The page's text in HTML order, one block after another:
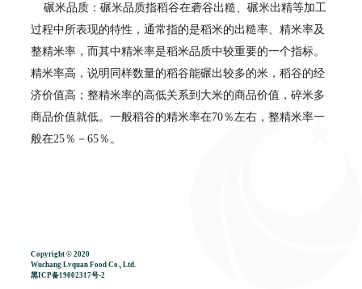
碾米品质：碾米品质指稻谷在砻谷出糙、碾米出精等加工
过程中所表现的特性，通常指的是稻米的出糙率、精米率及
整精米率，而其中精米率是稻米品质中较重要的一个指标。
精米率高，说明同样数量的稻谷能碾出较多的米，稻谷的经
济价值高；整精米率的高低关系到大米的商品价值，碎米多
商品价值就低。一般稻谷的精米率在70％左右，整精米率一
般在25％－65％。
Copyright © 2020
Wuchang Lvquan Food Co., Ltd.
黑ICP备19002317号-2